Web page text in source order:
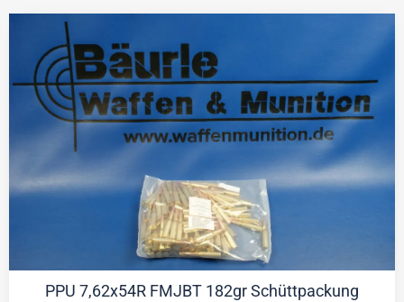
PPU 7,62x54R FMJBT 182gr Schüttpackung